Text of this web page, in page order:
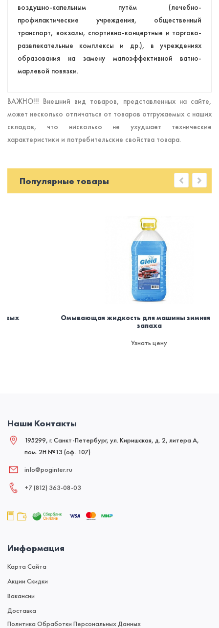
воздушно-капельным путём (лечебно-
профилактические учреждения, общественный
транспорт, вокзалы, спортивно-концертные и торгово-
развлекательные комплексы и др.), в учреждениях
образования на замену малоэффективной ватно-
марлевой повязки.
ВАЖНО!!! Внешний вид товаров, представленных на сайте,
может несколько отличаться от товаров отгружаемых с наших
складов, что нисколько не ухудшает технические
характеристики и потребительские свойства товара.
Популярные товары
Омывающая жидкость для машины зимняя -30. Без
Узнать цену
Наши Контакты
195299, г. Санкт-Петербург, ул. Киришская, д. 2, литера А,
пом. 2Н №13 (оф. 107)
info@poginter.ru
+7 (812) 363‑08‑03
Информация
Карта Сайта
Акции Скидки
Вакансии
Доставка
Политика Обработки Персональных Данных